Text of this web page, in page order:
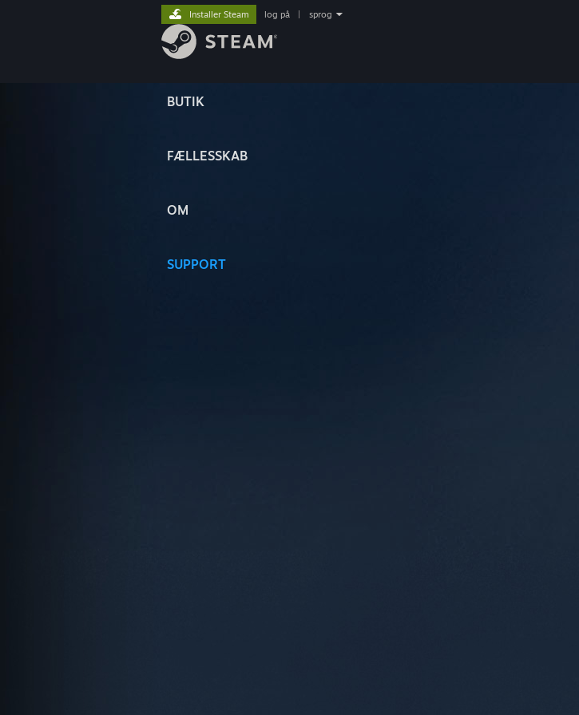
BUTIK
FÆLLESSKAB
OM
SUPPORT
Installer Steam log på sprog